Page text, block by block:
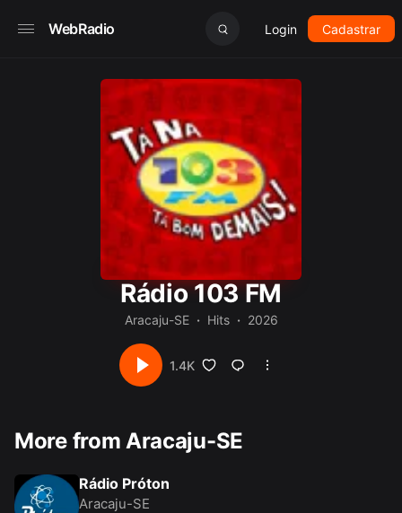
WebRadio Login Cadastrar
Rádio 103 FM
Aracaju-SE Hits 2026
1.4K
More from Aracaju-SE
Rádio Próton
Aracaju-SE